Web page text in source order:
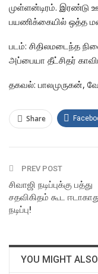
முள்ளன்டிரம். இரண்டு
பயணிக்கையில் ஒத்த
படம்: சிதிலமடைந்த
அப்பையா தீட்சிதர்
தகவல்: பாலமுருகன்,
Share
PREV POST
சிவாஜி நடிப்புக்கு பத்து
சதவிகிதம் கூட
நடிப்பு!
YOU MIGHT